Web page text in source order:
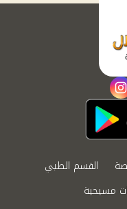
instagram
القسم الطبي
مسيحية